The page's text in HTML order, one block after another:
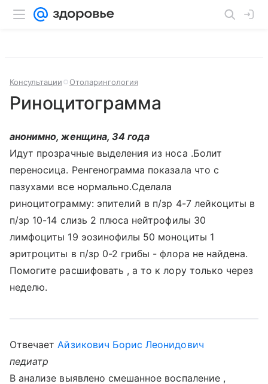
Консультации Отоларингология
Риноцитограмма
анонимно, женщина, 34 года
Идут прозрачные выделения из носа .Болит
переносица. Ренгенограмма показала что с
пазухами все нормально.Сделала
риноцитограмму: эпителий в п/зр 4-7 лейкоциты в
п/зр 10-14 слизь 2 плюса нейтрофилы 30
лимфоциты 19 эозинофилы 50 моноциты 1
эритроциты в п/зр 0-2 грибы - флора не найдена.
Помогите расшифовать , а то к лору только через
неделю.
ОтвечаетАйзикович Борис Леонидович
педиатр
В анализе выявлено смешанное воспаление ,